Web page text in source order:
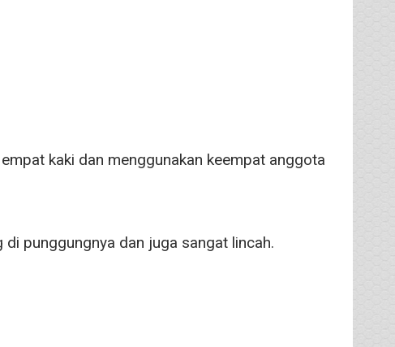
kaki dan menggunakan keempat anggota
punggungnya dan juga sangat lincah.